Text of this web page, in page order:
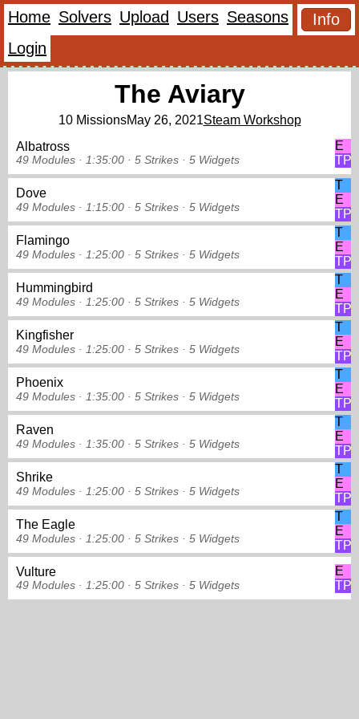
Home Solvers Upload Users Seasons
Info
Login
The Aviary
10 MissionsMay 26, 2021Steam Workshop
Albatross
49 Modules · 1:35:00 · 5 Strikes · 5 Widgets
E
TP
Dove
49 Modules · 1:15:00 · 5 Strikes · 5 Widgets
T
E
TP
Flamingo
49 Modules · 1:25:00 · 5 Strikes · 5 Widgets
T
E
TP
Hummingbird
49 Modules · 1:25:00 · 5 Strikes · 5 Widgets
T
E
TP
Kingfisher
49 Modules · 1:25:00 · 5 Strikes · 5 Widgets
T
E
TP
Phoenix
49 Modules · 1:35:00 · 5 Strikes · 5 Widgets
T
E
TP
Raven
49 Modules · 1:35:00 · 5 Strikes · 5 Widgets
T
E
TP
Shrike
49 Modules · 1:25:00 · 5 Strikes · 5 Widgets
T
E
TP
The Eagle
49 Modules · 1:25:00 · 5 Strikes · 5 Widgets
T
E
TP
Vulture
49 Modules · 1:25:00 · 5 Strikes · 5 Widgets
E
TP